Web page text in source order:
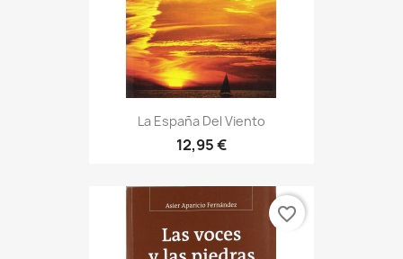
La España Del Viento
12,95 €
favorite_border